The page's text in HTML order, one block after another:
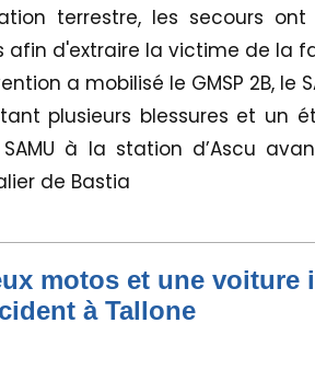
terrestre, les secours
afin d'extraire la victime de la
a mobilisé le GMSP 2B, le
plusieurs blessures et un
à la station d’Ascu
de Bastia
motos et une voiture
à Tallone